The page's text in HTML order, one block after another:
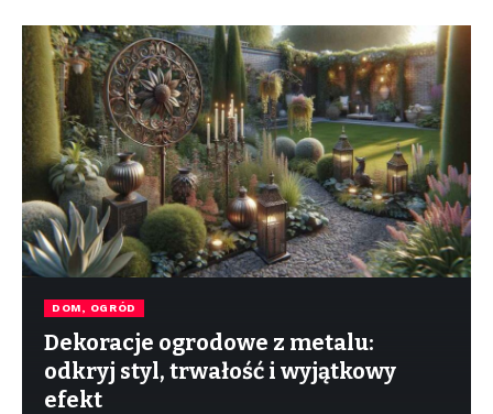
DOM, OGRÓD
Dekoracje ogrodowe z metalu:
odkryj styl, trwałość i wyjątkowy
efekt